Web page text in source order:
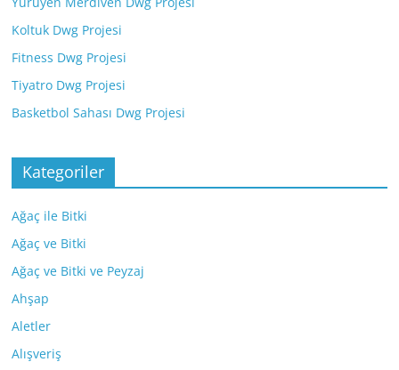
Koltuk Dwg Projesi
Fitness Dwg Projesi
Tiyatro Dwg Projesi
Basketbol Sahası Dwg Projesi
Kategoriler
Ağaç ile Bitki
Ağaç ve Bitki
Ağaç ve Bitki ve Peyzaj
Ahşap
Aletler
Alışveriş